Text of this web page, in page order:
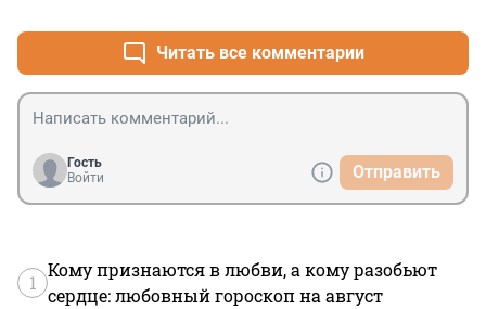
Читать все комментарии
Гость
Войти
Отправить
1
Кому признаются в любви, а кому разобьют
сердце: любовный гороскоп на август